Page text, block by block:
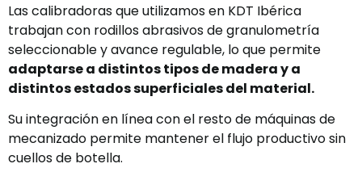
Las calibradoras que utilizamos en KDT Ibérica
trabajan con rodillos abrasivos de granulometría
seleccionable y avance regulable, lo que permite
adaptarse a distintos tipos de madera y a
distintos estados superficiales del material.
Su integración en línea con el resto de máquinas de
mecanizado permite mantener el flujo productivo sin
cuellos de botella.